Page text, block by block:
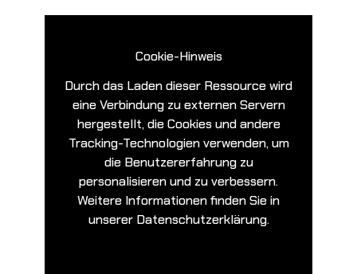
Cookie-Hinweis
Durch das Laden dieser Ressource wird
eine Verbindung zu externen Servern
hergestellt, die Cookies und andere
Tracking-Technologien verwenden, um
die Benutzererfahrung zu
personalisieren und zu verbessern.
Weitere Informationen finden Sie in
unserer Datenschutzerklärung.